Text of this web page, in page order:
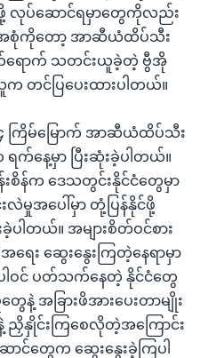
လုပ်ဆောင်ရမှာတွေကိုလည်း
အစုံကိုတော့ အာဆီယံထိပ်သီး
ောက် သတင်းယူခဲ့တဲ့ ဗွီအို
င်ပြပေးထားပါတယ်။
ကြိမ်မြောက် အာဆီယံထိပ်သီး
က်နေ့မှာ ပြီးဆုံးခဲ့ပါတယ်။
စိန်က ဒေသတွင်းနိုင်ငံတွေမှာ
မှုအပေါ်မှာ တုံ့ပြန်နိုင်ဖို့
ါတယ်။ အများစိတ်ဝင်စား
း ဆွေးနွေးကြတဲ့နေရာမှာ
ါဝင် ပတ်သက်နေတဲ့ နိုင်ငံတွေ
ခြားဖိအားပေးတာမျိုး
းနဲ့ ညှိနှိုင်းကြစေလိုတဲ့အကြောင်း
င်တွေက ဆွေးနွေးခဲ့ကြပါ